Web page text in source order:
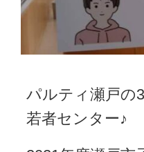
パルティ瀬戸の
若者センター♪